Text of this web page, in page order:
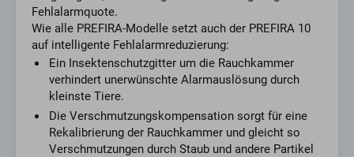
Fehlalarmquote.
Wie alle PREFIRA-Modelle setzt auch der PREFIRA 10
auf intelligente Fehlalarmreduzierung:
Ein Insektenschutzgitter um die Rauchkammer
verhindert unerwünschte Alarmauslösung durch
kleinste Tiere.
Die Verschmutzungskompensation sorgt für eine
Rekalibrierung der Rauchkammer und gleicht so
Verschmutzungen durch Staub und andere Partikel